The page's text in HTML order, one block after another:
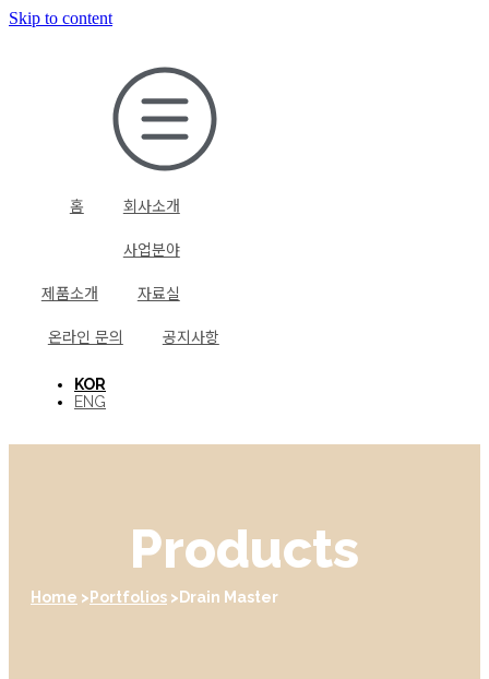
Skip to content
홈
회사소개
사업분야
제품소개
자료실
온라인 문의
공지사항
KOR
ENG
Products
Home Portfolios Drain Master
압축공기의 손실이 전혀 없다.
두개의 센서(상사점, 하사점) 의 사용은 응축수만 선별적으 로
배출하여 에어로스에 의한 에너지 손실을 막아준다.
내구성(Hard-Anodizing)
비행기, 반도체 장비, 내구성이 요구되는 산업기기에 적용되는
경질피막 처리된 하우징은 내부식성과 내마모성 등의 성질이 매우
우수하여 하우징 수명이 반영구적이다.
설치 및 유지관리의 편리하다.
전원 연결이 쉬우며, 배관이 편리하도록 3개의 인입라인을 두었다.
상하판이 따로 분리되어 하우징 내부의 오염물질 제거를 위한 분해
조립이 간편하다.
내부에 스트레이너를 내장하여 슬러지에 의한 밸브의 파손, 막힘
자동 배출 기능(비상모드)
응축수가 스케일 등에 의해 60초 동안 배출되지 않을 경우 알람
시그널을 통해 사용자에게 인지시키며 자동복원 기능으로 전환되어
솔레노이드 밸브를 매 3분마다 5초씩 동작시켜 스케일 배출을
도모한다. 배출이 정상적으로 이루어지면 정상모드로 복귀된다.
다양한 모델, 미려한 디자인
응축수 양에 따라 다양한 모델로 세분화 시켜 사용자의 선택의 폭을
넓혔으며, 다이캐스팅 금형과 애노다이징 공법으로 처리된 하우징은
미려한 디자인을 가진다.